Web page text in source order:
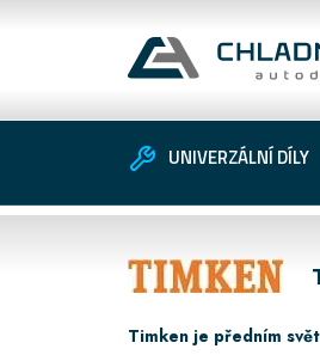
UNIVERZÁLNÍ DÍLY
Timken je předním